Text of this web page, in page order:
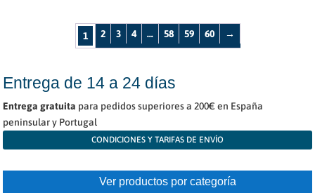
Entrega de 14 a 24 días
Entrega gratuita para pedidos superiores a 200€ en España
peninsular y Portugal
CONDICIONES Y TARIFAS DE ENVÍO
Ver productos por categoría
Las
pueden
elegir
en
la
de
1 2 3 4 … 58 59 60 →